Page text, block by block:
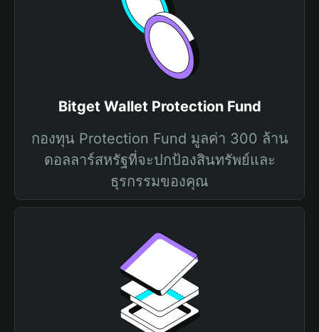
Bitget Wallet Protection Fund
กองทุน Protection Fund มูลค่า 300 ล้าน
ดอลลาร์สหรัฐที่จะปกป้องสินทรัพย์และ
ธุรกรรมของคุณ